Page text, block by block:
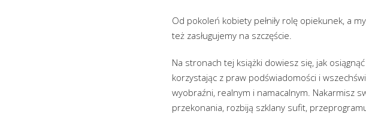
Od pokoleń kobiety pełniły rolę opiekunek, a
też zasługujemy na szczęście.
Na stronach tej książki dowiesz się, jak
korzystając z praw podświadomości i
wyobraźni, realnym i namacalnym. Nakarmisz
przekonania, rozbiją szklany sufit,